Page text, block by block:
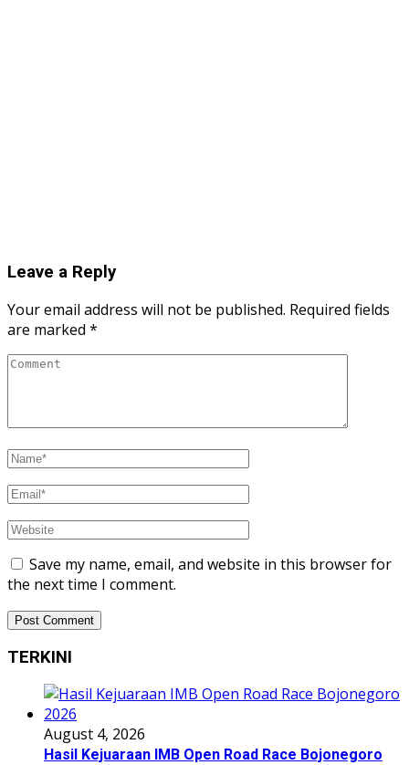
Leave a Reply
Your email address will not be published. Required fields
are marked *
Save my name, email, and website in this browser for
the next time I comment.
TERKINI
August 4, 2026
Hasil Kejuaraan IMB Open Road Race Bojonegoro